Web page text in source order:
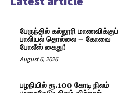
பேருந்தில் கல்லூரி மாணவிக்குப்
பாலியல் தொல்லை – கோவை
போலீஸ் கைது!
August 6, 2026
பழநியில் ரூ.100 கோடி நிலம்